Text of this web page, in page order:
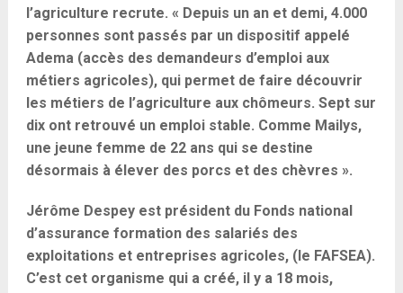
l’agriculture recrute. « Depuis un an et demi, 4.000
personnes sont passés par un dispositif appelé
Adema (accès des demandeurs d’emploi aux
métiers agricoles), qui permet de faire découvrir
les métiers de l’agriculture aux chômeurs. Sept sur
dix ont retrouvé un emploi stable. Comme Mailys,
une jeune femme de 22 ans qui se destine
désormais à élever des porcs et des chèvres ».
Jérôme Despey est président du Fonds national
d’assurance formation des salariés des
exploitations et entreprises agricoles, (le FAFSEA).
C’est cet organisme qui a créé, il y a 18 mois,